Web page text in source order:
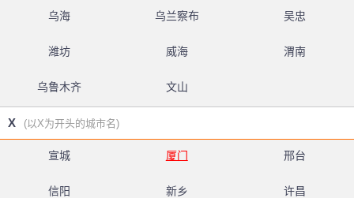
乌海 乌兰察布 吴忠
潍坊 威海 渭南
乌鲁木齐 文山
X (以X为开头的城市名)
宣城 厦门 邢台
信阳 新乡 许昌